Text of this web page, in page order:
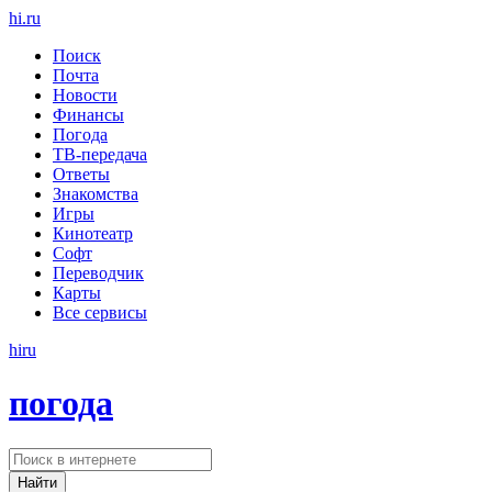
hi.ru
Поиск
Почта
Новости
Финансы
Погода
ТВ-передача
Ответы
Знакомства
Игры
Кинотеатр
Софт
Переводчик
Карты
Все сервисы
hiru
погода
Найти